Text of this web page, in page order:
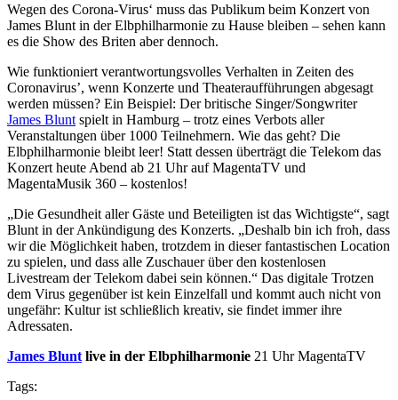
Wegen des Corona-Virus‘ muss das Publikum beim Konzert von
James Blunt in der Elbphilharmonie zu Hause bleiben – sehen kann
es die Show des Briten aber dennoch.
Wie funktioniert verantwortungsvolles Verhalten in Zeiten des
Coronavirus’, wenn Konzerte und Theateraufführungen abgesagt
werden müssen? Ein Beispiel: Der britische Singer/Songwriter
James Blunt spielt in Hamburg – trotz eines Verbots aller
Veranstaltungen über 1000 Teilnehmern. Wie das geht? Die
Elbphilharmonie bleibt leer! Statt dessen überträgt die Telekom das
Konzert heute Abend ab 21 Uhr auf MagentaTV und
MagentaMusik 360 – kostenlos!
„Die Gesundheit aller Gäste und Beteiligten ist das Wichtigste“, sagt
Blunt in der Ankündigung des Konzerts. „Deshalb bin ich froh, dass
wir die Möglichkeit haben, trotzdem in dieser fantastischen Location
zu spielen, und dass alle Zuschauer über den kostenlosen
Livestream der Telekom dabei sein können.“ Das digitale Trotzen
dem Virus gegenüber ist kein Einzelfall und kommt auch nicht von
ungefähr: Kultur ist schließlich kreativ, sie findet immer ihre
Adressaten.
James Blunt live in der Elbphilharmonie 21 Uhr MagentaTV
Tags: